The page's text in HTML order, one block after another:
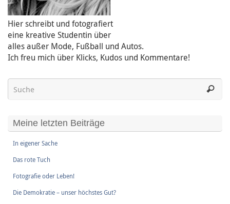
Hier schreibt und fotografiert
eine kreative Studentin über
alles außer Mode, Fußball und Autos.
Ich freu mich über Klicks, Kudos und Kommentare!
Meine letzten Beiträge
In eigener Sache
Das rote Tuch
Fotografie oder Leben!
Die Demokratie – unser höchstes Gut?